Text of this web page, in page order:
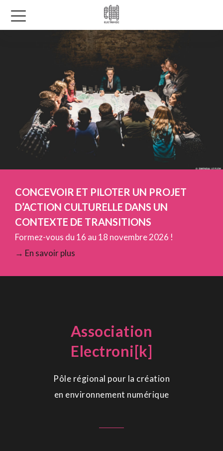
CONCEVOIR ET PILOTER UN PROJET
D’ACTION CULTURELLE DANS UN
CONTEXTE DE TRANSITIONS
Formez-vous du 16 au 18 novembre 2026 !
→ En savoir plus
Association
Electroni[k]
Pôle régional pour la création
en environnement numérique